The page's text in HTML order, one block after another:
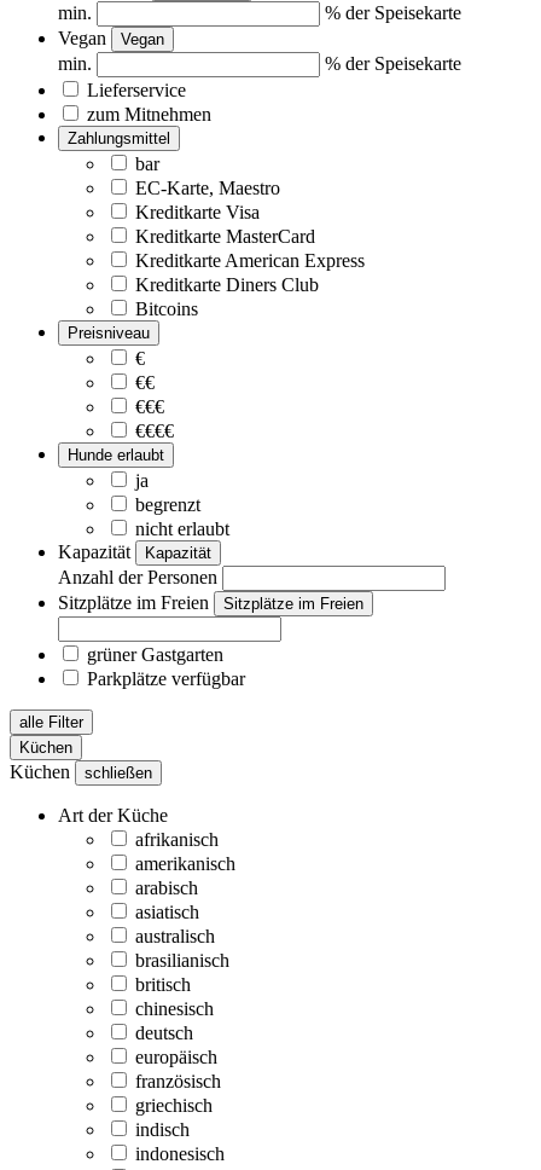
min.
% der Speisekarte
Vegan
Vegan
min.
% der Speisekarte
Lieferservice
zum Mitnehmen
Zahlungsmittel
bar
EC-Karte, Maestro
Kreditkarte Visa
Kreditkarte MasterCard
Kreditkarte American Express
Kreditkarte Diners Club
Bitcoins
Preisniveau
€
€€
€€€
€€€€
Hunde erlaubt
ja
begrenzt
nicht erlaubt
Kapazität
Kapazität
Anzahl der Personen
Sitzplätze im Freien
Sitzplätze im Freien
grüner Gastgarten
Parkplätze verfügbar
alle Filter
Küchen
Küchen schließen
Art der Küche
afrikanisch
amerikanisch
arabisch
asiatisch
australisch
brasilianisch
britisch
chinesisch
deutsch
europäisch
französisch
griechisch
indisch
indonesisch